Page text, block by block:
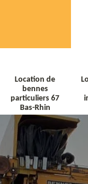
Location de
bennes
particuliers 67
Bas-Rhin